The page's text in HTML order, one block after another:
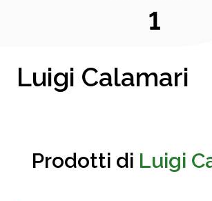
1
Luigi Calamari
Prodotti di Luigi